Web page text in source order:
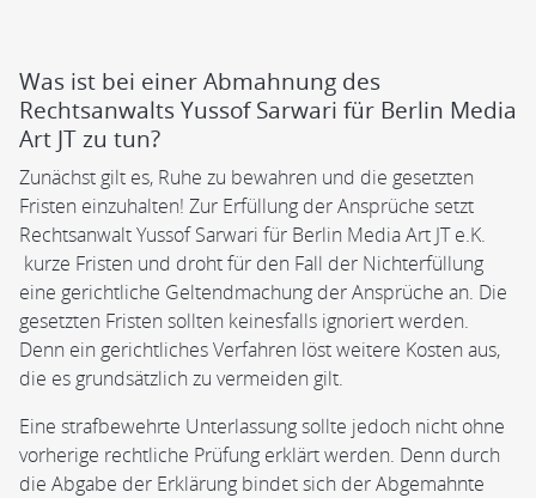
Was ist bei einer Abmahnung des
Rechtsanwalts Yussof Sarwari für Berlin Media
Art JT zu tun?
Zunächst gilt es, Ruhe zu bewahren und die gesetzten
Fristen einzuhalten! Zur Erfüllung der Ansprüche setzt
Rechtsanwalt Yussof Sarwari für Berlin Media Art JT e.K.
kurze Fristen und droht für den Fall der Nichterfüllung
eine gerichtliche Geltendmachung der Ansprüche an. Die
gesetzten Fristen sollten keinesfalls ignoriert werden.
Denn ein gerichtliches Verfahren löst weitere Kosten aus,
die es grundsätzlich zu vermeiden gilt.
Eine strafbewehrte Unterlassung sollte jedoch nicht ohne
vorherige rechtliche Prüfung erklärt werden. Denn durch
die Abgabe der Erklärung bindet sich der Abgemahnte